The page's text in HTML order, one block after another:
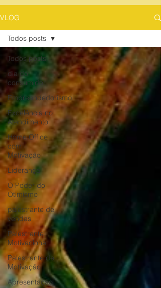
VLOG
Todos posts
dia do
consumidor
Empreendedorismo
Excelência no
Atendimento
Home Office
com
Motivação
Liderança
O Poder do
Otimismo
palestrante de
vendas
Palestrante
Motivacional
Palestrante de
Motivação
Apresentação
Todos posts